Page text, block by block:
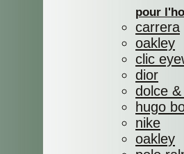
pour
carrera
oakley
clic
dior
dolce
hugo
nike
oakley